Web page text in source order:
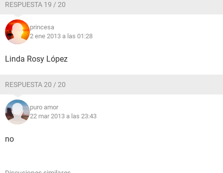
RESPUESTA 19 / 20
princesa
2 ene 2013 a las 01:28
Linda Rosy López
RESPUESTA 20 / 20
puro amor
22 mar 2013 a las 23:43
no